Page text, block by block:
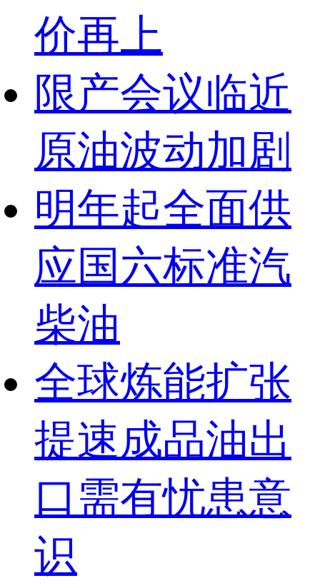
价再上
限产会议临近
原油波动加剧
明年起全面供
应国六标准汽
柴油
全球炼能扩张
提速成品油出
口需有忧患意
识